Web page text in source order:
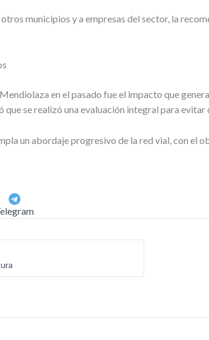
municipios y a empresas del sector, la
en el pasado fue el impacto que
que se realizó una evaluación integral para
un abordaje progresivo de la red vial, con el